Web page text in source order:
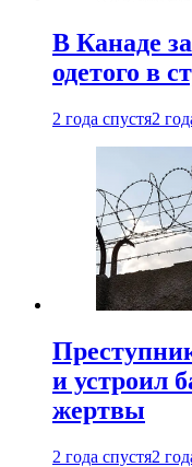
В Канаде
одетого в
2 года спустя2
и устроил
жертвы
2 года спустя2